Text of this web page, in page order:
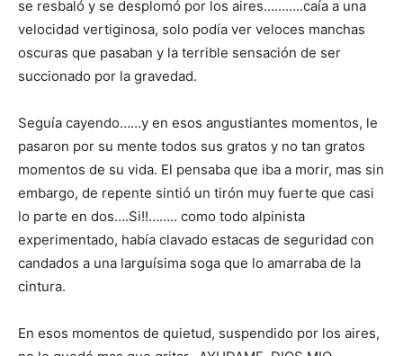
se resbaló y se desplomó por los aires………..caía a una
velocidad vertiginosa, solo podía ver veloces manchas
oscuras que pasaban y la terrible sensación de ser
succionado por la gravedad.
Seguía cayendo……y en esos angustiantes momentos, le
pasaron por su mente todos sus gratos y no tan gratos
momentos de su vida. El pensaba que iba a morir, mas sin
embargo, de repente sintió un tirón muy fuerte que casi
lo parte en dos….Si!!…….. como todo alpinista
experimentado, había clavado estacas de seguridad con
candados a una larguísima soga que lo amarraba de la
cintura.
En esos momentos de quietud, suspendido por los aires,